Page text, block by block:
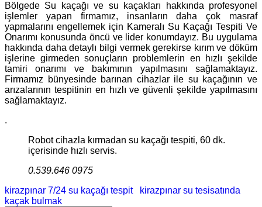
Bölgede Su kaçağı ve su kaçakları hakkında profesyonel
işlemler yapan firmamız, insanların daha çok masraf
yapmalarını engellemek için Kameralı Su Kaçağı Tespiti Ve
Onarımı konusunda öncü ve lider konumdayız. Bu uygulama
hakkında daha detaylı bilgi vermek gerekirse kırım ve döküm
işlerine girmeden sonuçların problemlerin en hızlı şekilde
tamiri onarımı ve bakımının yapılmasını sağlamaktayız.
Firmamız bünyesinde barınan cihazlar ile su kaçağının ve
arızalarının tespitinin en hızlı ve güvenli şekilde yapılmasını
sağlamaktayız.
.
Robot cihazla kırmadan su kaçağı tespiti, 60 dk.
içerisinde hızlı servis.
0.539.646 0975
kirazpınar 7/24 su kaçağı tespit
kirazpınar su tesisatında
kaçak bulmak